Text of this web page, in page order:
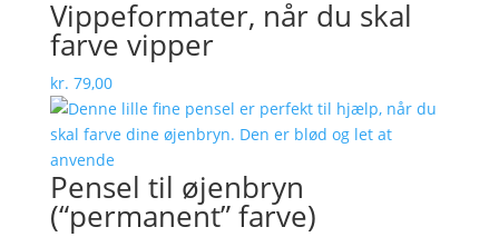
Vippeformater, når du skal
farve vipper
kr. 79,00
Pensel til øjenbryn
(“permanent” farve)